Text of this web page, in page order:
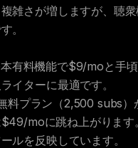
雑さが増しますが、聴
。
有料機能で$9/moと手
イターに最適です。
料プラン（2,500 subs）
moに跳ね上がります
ルを反映しています。